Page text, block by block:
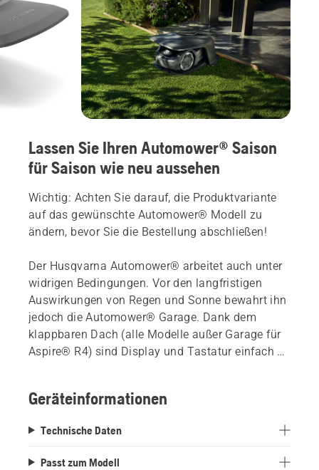
Lassen Sie Ihren Automower® Saison
für Saison wie neu aussehen
Wichtig: Achten Sie darauf, die Produktvariante
auf das gewünschte Automower® Modell zu
ändern, bevor Sie die Bestellung abschließen!
Der Husqvarna Automower® arbeitet auch unter
widrigen Bedingungen. Vor den langfristigen
Auswirkungen von Regen und Sonne bewahrt ihn
jedoch die Automower® Garage. Dank dem
klappbaren Dach (alle Modelle außer Garage für
Aspire® R4) sind Display und Tastatur einfach zu
Geräteinformationen
Technische Daten
Passt zum Modell